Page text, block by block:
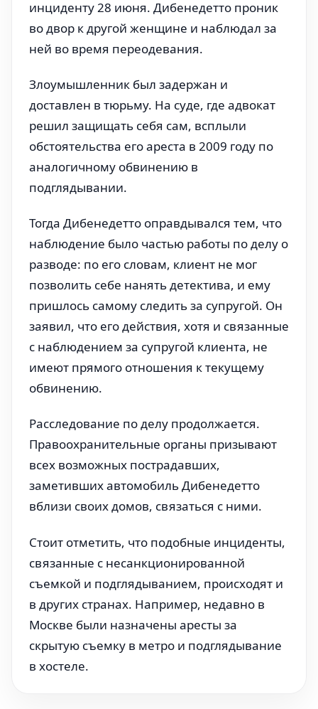
инциденту 28 июня. Дибенедетто проник
во двор к другой женщине и наблюдал за
ней во время переодевания.
Злоумышленник был задержан и
доставлен в тюрьму. На суде, где адвокат
решил защищать себя сам, всплыли
обстоятельства его ареста в 2009 году по
аналогичному обвинению в
подглядывании.
Тогда Дибенедетто оправдывался тем, что
наблюдение было частью работы по делу о
разводе: по его словам, клиент не мог
позволить себе нанять детектива, и ему
пришлось самому следить за супругой. Он
заявил, что его действия, хотя и связанные
с наблюдением за супругой клиента, не
имеют прямого отношения к текущему
обвинению.
Расследование по делу продолжается.
Правоохранительные органы призывают
всех возможных пострадавших,
заметивших автомобиль Дибенедетто
вблизи своих домов, связаться с ними.
Стоит отметить, что подобные инциденты,
связанные с несанкционированной
съемкой и подглядыванием, происходят и
в других странах. Например, недавно в
Москве были назначены аресты за
скрытую съемку в метро и подглядывание
в хостеле.